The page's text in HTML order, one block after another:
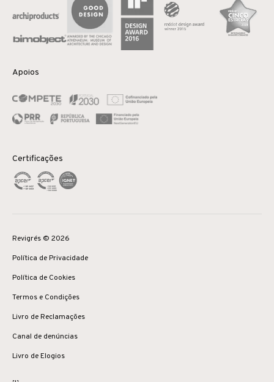
Apoios
Certificações
Revigrés © 2026
Política de Privacidade
Política de Cookies
Termos e Condições
Livro de Reclamações
Canal de denúncias
Livro de Elogios